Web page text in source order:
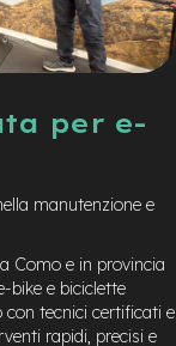
per e-
manutenzione e
Como e in provincia
bike e biciclette
tecnici certificati e
rapidi, precisi e